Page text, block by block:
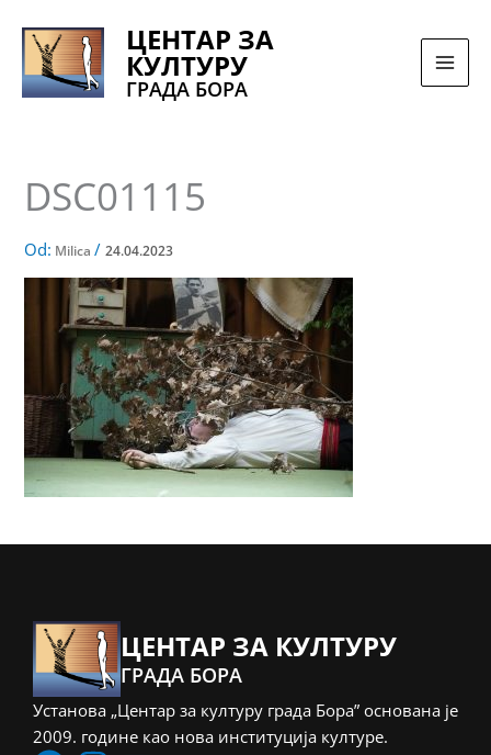
sadržaj
ЦЕНТАР ЗА
КУЛТУРУ
ГРАДА БОРА
DSC01115
Od: Milica/24.04.2023
ЦЕНТАР ЗА КУЛТУРУ
ГРАДА БОРА
Установа „Центар за културу града Бора” основана је
2009. године као нова институција културе.